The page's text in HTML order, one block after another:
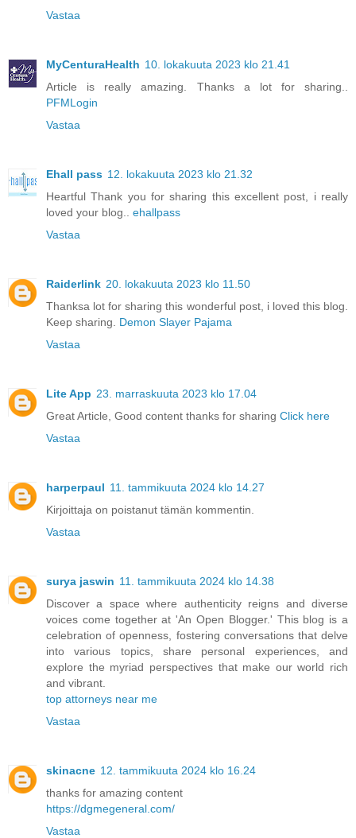
Vastaa
MyCenturaHealth 10. lokakuuta 2023 klo 21.41
Article is really amazing. Thanks a lot for sharing..
PFMLogin
Vastaa
Ehall pass 12. lokakuuta 2023 klo 21.32
Heartful Thank you for sharing this excellent post, i really
loved your blog.. ehallpass
Vastaa
Raiderlink 20. lokakuuta 2023 klo 11.50
Thanksa lot for sharing this wonderful post, i loved this blog.
Keep sharing. Demon Slayer Pajama
Vastaa
Lite App 23. marraskuuta 2023 klo 17.04
Great Article, Good content thanks for sharing Click here
Vastaa
harperpaul 11. tammikuuta 2024 klo 14.27
Kirjoittaja on poistanut tämän kommentin.
Vastaa
surya jaswin 11. tammikuuta 2024 klo 14.38
Discover a space where authenticity reigns and diverse
voices come together at 'An Open Blogger.' This blog is a
celebration of openness, fostering conversations that delve
into various topics, share personal experiences, and
explore the myriad perspectives that make our world rich
and vibrant.
top attorneys near me
Vastaa
skinacne 12. tammikuuta 2024 klo 16.24
thanks for amazing content
https://dgmegeneral.com/
Vastaa